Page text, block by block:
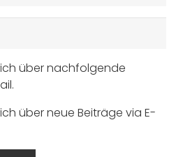
über nachfolgende
über neue Beiträge via E-